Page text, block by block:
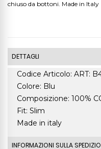
chiuso da bottoni. Made in Italy
DETTAGLI
Codice Articolo: ART:
Colore: Blu
Composizione: 100%
Fit: Slim
Made in italy
INFORMAZIONI SULLA